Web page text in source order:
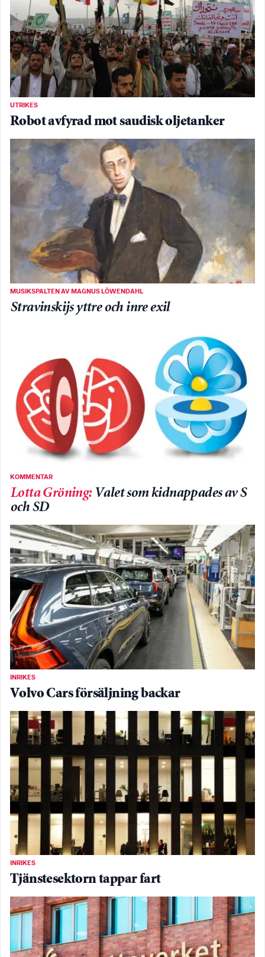
UTRIKES
Robot avfyrad mot saudisk oljetanker
MUSIKSPALTEN AV MAGNUS LÖWENDAHL
Stravinskijs yttre och inre exil
KOMMENTAR
Lotta Gröning: Valet som kidnappades av S
och SD
INRIKES
Volvo Cars försäljning backar
INRIKES
Tjänstesektorn tappar fart